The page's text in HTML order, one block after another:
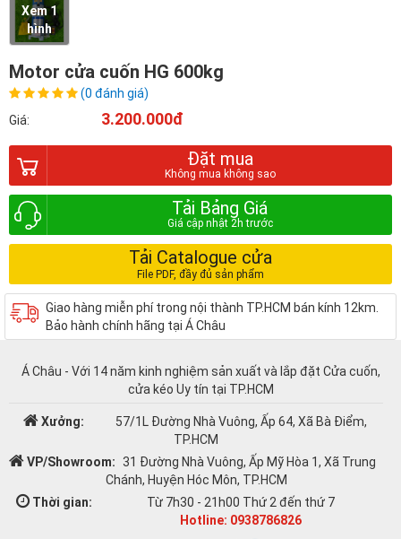
Xem 1
hình
Motor cửa cuốn HG 600kg
(0 đánh giá)
Giá:
3.200.000đ
Đặt mua
Tải Bảng Giá
Tải Catalogue cửa
Giao hàng miễn phí trong nội thành TP.HCM bán kính 12km.
Bảo hành chính hãng tại Á Châu
Á Châu - Với 14 năm kinh nghiệm sản xuất và lắp đặt Cửa cuốn,
cửa kéo Uy tín tại TP.HCM
Xưởng:
57/1L Đường Nhà Vuông, Ấp 64, Xã Bà Điểm,
TP.HCM
VP/Showroom:
31 Đường Nhà Vuông, Ấp Mỹ Hòa 1, Xã Trung
Chánh, Huyện Hóc Môn, TP.HCM
Thời gian:
Từ 7h30 - 21h00 Thứ 2 đến thứ 7
Hotline: 0938786826